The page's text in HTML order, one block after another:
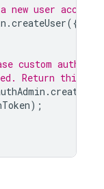
user account
.createUser({
custom auth
Return this
.
);